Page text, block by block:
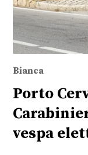
Bianca
Porto
vespa